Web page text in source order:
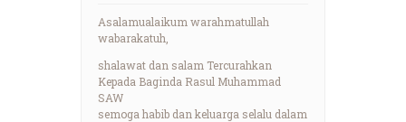
Asalamualaikum warahmatullah
wabarakatuh,
shalawat dan salam Tercurahkan
Kepada Baginda Rasul Muhammad
SAW
semoga habib dan keluarga selalu dalam